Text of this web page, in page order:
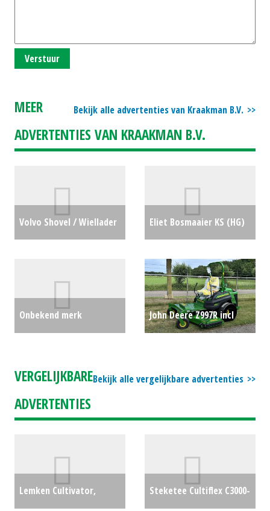
Verstuur
Bekijk alle advertenties van Kraakman B.V.
MEER
ADVERTENTIES VAN KRAAKMAN B.V.
Volvo Shovel / Wiellader
(MM) #690610
€0
Eliet Bosmaaier KS (HG)
Onbekend merk
John Deere Z997R incl
Bekijk alle vergelijkbare advertenties
VERGELIJKBARE
ADVERTENTIES
Lemken Cultivator,
Steketee Cultiflex C3000-